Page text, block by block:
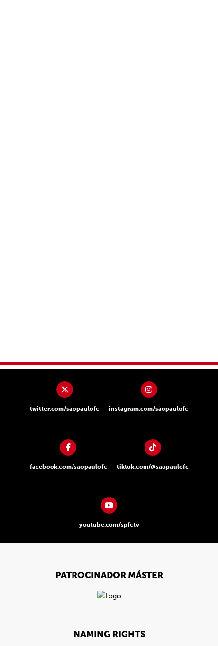
twitter.com/saopaulofc instagram.com/saopaulofc
facebook.com/saopaulofc tiktok.com/@saopaulofc
youtube.com/spfctv
PATROCINADOR MÁSTER
NAMING RIGHTS